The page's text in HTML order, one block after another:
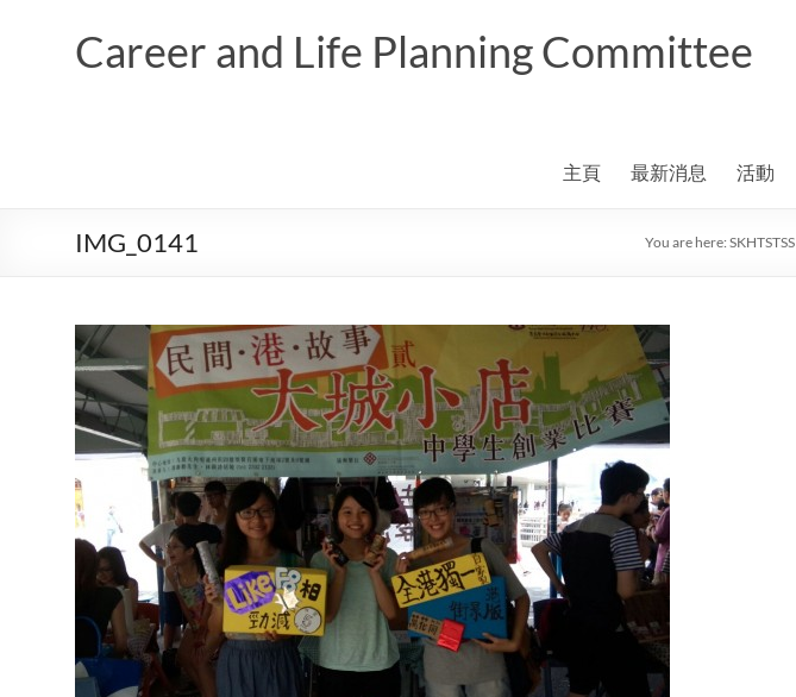
Career and Life Planning Committee
主頁 最新消息 活動
IMG_0141 You are here: SKHTSTSS